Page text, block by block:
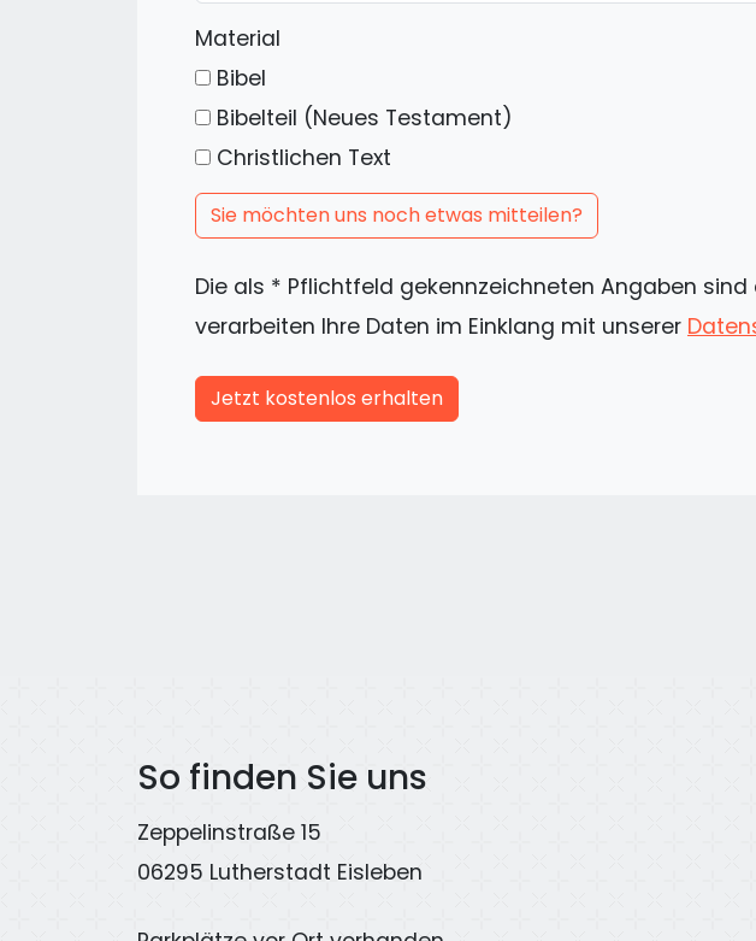
Material
Bibel
Bibelteil (Neues Testament)
Christlichen Text
Sie möchten uns noch etwas mitteilen?
Die als * Pflichtfeld gekennzeichneten Angaben
verarbeiten Ihre Daten im Einklang mit unserer
Jetzt kostenlos erhalten
So finden Sie uns
Zeppelinstraße 15
06295 Lutherstadt Eisleben